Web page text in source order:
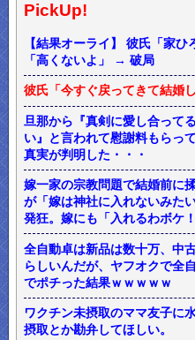
PickUp!
【結果オーライ】 彼氏「家
「高くないよ」 → 破局
彼氏「今すぐ戻ってきて結婚
旦那から『真剣に愛し合って
い』と言われて慰謝料もらっ
真実が判明した・・・
嫁一家の宗教問題で結婚前に
が「嫁は神社に入れないみた
発狂。嫁にも「入れるわボケ
全自動卓は新品は数十万、中
らしいんだが、ヤフオクで全
でポチった結果ｗｗｗｗｗ
ワクチン未摂取のママ友子に
摂取とか勘弁してほしい。